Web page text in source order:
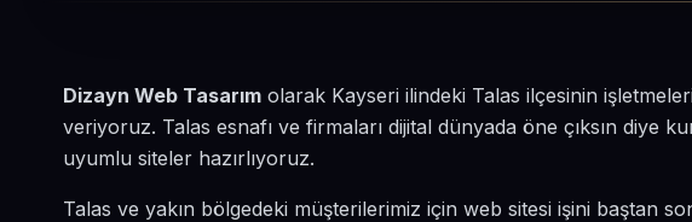
Dizayn Web Tasarım olarak Kayseri ilindeki Talas ilçesinin
veriyoruz. Talas esnafı ve firmaları dijital dünyada öne çıksın diye
uyumlu siteler hazırlıyoruz.
Talas ve yakın bölgedeki müşterilerimiz için web sitesi işini baştan